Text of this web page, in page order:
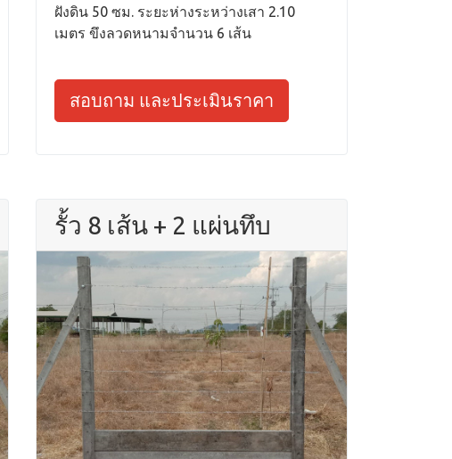
ฝังดิน 50 ซม. ระยะห่างระหว่างเสา 2.10
เมตร ขึงลวดหนามจำนวน 6 เส้น
สอบถาม และประเมินราคา
รั้ว 8 เส้น + 2 แผ่นทึบ